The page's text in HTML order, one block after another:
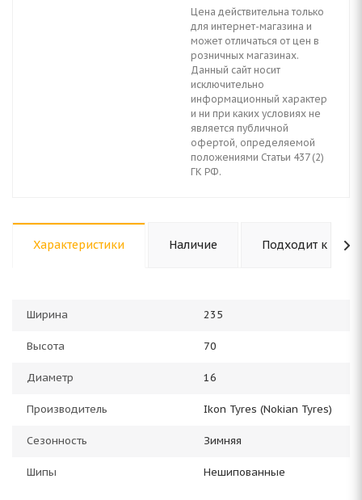
Цена действительна только
для интернет-магазина и
может отличаться от цен в
розничных магазинах.
Данный сайт носит
исключительно
информационный характер
и ни при каких условиях не
является публичной
офертой, определяемой
положениями Статьи 437 (2)
ГК РФ.
Характеристики Наличие Подходит к авто
Ширина 235
Высота 70
Диаметр 16
Производитель Ikon Tyres (Nokian Tyres)
Сезонность Зимняя
Шипы Нешипованные